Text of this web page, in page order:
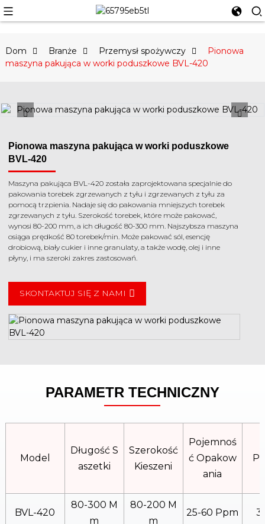
Dom Branże Przemysł spożywczy
Pionowa
maszyna pakująca w worki poduszkowe BVL-420
Pionowa maszyna pakująca w worki poduszkowe
BVL-420
Maszyna pakująca BVL-420 została zaprojektowana specjalnie do
pakowania torebek zgrzewanych z tyłu i zgrzewanych z tyłu za
pomocą trzpienia. Nadaje się do pakowania mniejszych torebek
zgrzewanych z tyłu. Szerokość torebek, które może pakować,
wynosi 80-200 mm, a ich długość 80-300 mm. Najszybsza maszyna
osiąga prędkość 80 torebek/min. Może pakować sól, esencję
drobiową, biały cukier i inne granulaty, a także wodę, olej i inne
płyny, i ma szeroki zakres zastosowań.
SKONTAKTUJ SIĘ Z NAMI
PARAMETR TECHNICZNY
Model
Długość S
Aszetki
Szerokość
Kieszeni
Pojemnoś
Ć Opakow
Ania
BVL-420
80-300 M
M
80-200 M
M
25-60 Ppm